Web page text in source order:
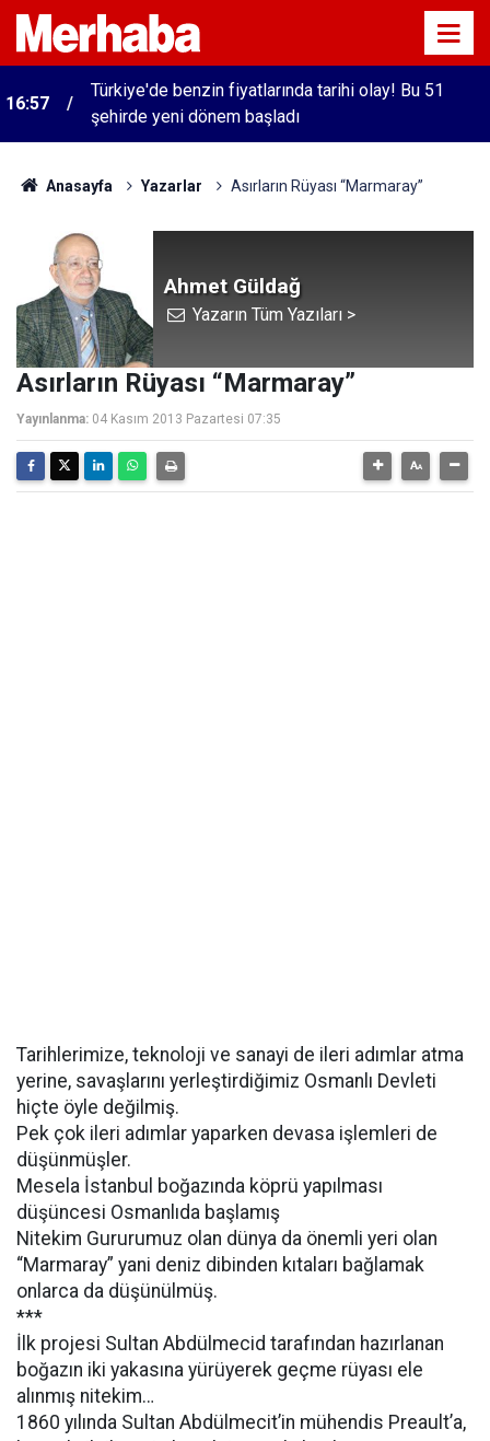
16:57
Türkiye'de benzin fiyatlarında tarihi olay! Bu 51
şehirde yeni dönem başladı
Anasayfa Yazarlar Asırların Rüyası “Marmaray”
Ahmet Güldağ
Yazarın Tüm Yazıları >
Asırların Rüyası “Marmaray”
Yayınlanma: 04 Kasım 2013 Pazartesi 07:35
Tarihlerimize, teknoloji ve sanayi de ileri adımlar atma
yerine, savaşlarını yerleştirdiğimiz Osmanlı Devleti
hiçte öyle değilmiş.
Pek çok ileri adımlar yaparken devasa işlemleri de
düşünmüşler.
Mesela İstanbul boğazında köprü yapılması
düşüncesi Osmanlıda başlamış
Nitekim Gururumuz olan dünya da önemli yeri olan
“Marmaray” yani deniz dibinden kıtaları bağlamak
onlarca da düşünülmüş.
***
İlk projesi Sultan Abdülmecid tarafından hazırlanan
boğazın iki yakasına yürüyerek geçme rüyası ele
alınmış nitekim…
1860 yılında Sultan Abdülmecit’in mühendis Preault’a,